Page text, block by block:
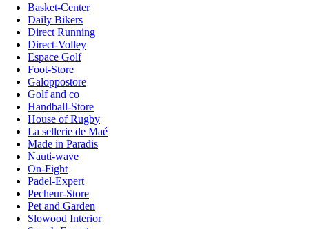
Basket-Center
Daily Bikers
Direct Running
Direct-Volley
Espace Golf
Foot-Store
Galoppostore
Golf and co
Handball-Store
House of Rugby
La sellerie de Maé
Made in Paradis
Nauti-wave
On-Fight
Padel-Expert
Pecheur-Store
Pet and Garden
Slowood Interior